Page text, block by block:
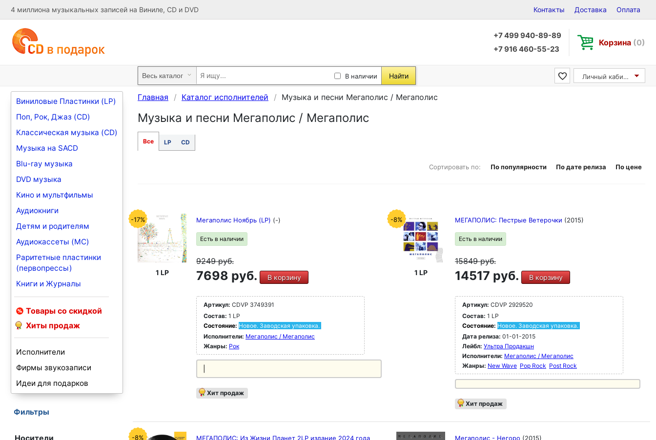
4 миллиона музыкальных записей на Виниле, CD и DVD Контакты Доставка Оплата
+7 499 940-89-89
+7 916 460-55-23
Корзина (0)
В наличии Найти Личный кабинет
Виниловые Пластинки (LP)
Поп, Рок, Джаз (CD)
Классическая музыка (CD)
Музыка на SACD
Blu-ray музыка
DVD музыка
Кино и мультфильмы
Аудиокниги
Детям и родителям
Аудиокассеты (MC)
Раритетные пластинки
(первопрессы)
Книги и Журналы
Товары со скидкой
Хиты продаж
Исполнители
Фирмы звукозаписи
Идеи для подарков
Фильтры
Носители
Главная Каталог исполнителей Музыка и песни Мегаполис / Мегаполис
Музыка и песни Мегаполис / Мегаполис
Все LP CD
Сортировать по: По популярности По дате релиза По цене
-17%
1 LP
Мегаполис Ноябрь (LP) (-)
Есть в наличии
9249руб.
7698 руб. В корзину
Артикул: CDVP 3749391
Состав: 1 LP
Состояние: Новое. Заводская упаковка.
Исполнители: Мегаполис / Мегаполис
Жанры: Рок
Хит продаж
-8%
1 LP
МЕГАПОЛИС: Пестрые Ветерочки (2015)
Есть в наличии
15849руб.
14517 руб. В корзину
Артикул: CDVP 2929520
Состав: 1 LP
Состояние: Новое. Заводская упаковка.
Дата релиза: 01-01-2015
Лейбл: Ультра Продакшн
Исполнители: Мегаполис / Мегаполис
Жанры: New Wave Pop Rock Post Rock
Хит продаж
-8%
МЕГАПОЛИС: Из Жизни Планет 2LP издание 2024 года
Мегаполис - Негоро (2015)